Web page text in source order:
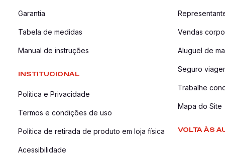
Garantia
Tabela de medidas
Manual de instruções
INSTITUCIONAL
Política e Privacidade
Termos e condições de uso
Política de retirada de produto em loja física
Acessibilidade
Vendas
Aluguel de
Seguro
Trabalhe
Mapa do Site
VOLTA ÀS